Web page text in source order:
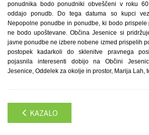
ponudnika bodo ponudniki obveščeni v roku
oddajo ponudb. Do tega datuma so kupci
Nepopolne ponudbe in ponudbe, ki bodo
ne bodo upoštevane. Občina Jesenice si
javne ponudbe ne izbere nobene izmed prispelih
postopek kadarkoli do sklenitve pravnega
pojasnila interesenti dobijo na Občini
Jesenice, Oddelek za okolje in prostor, Marija Lah,
KAZALO